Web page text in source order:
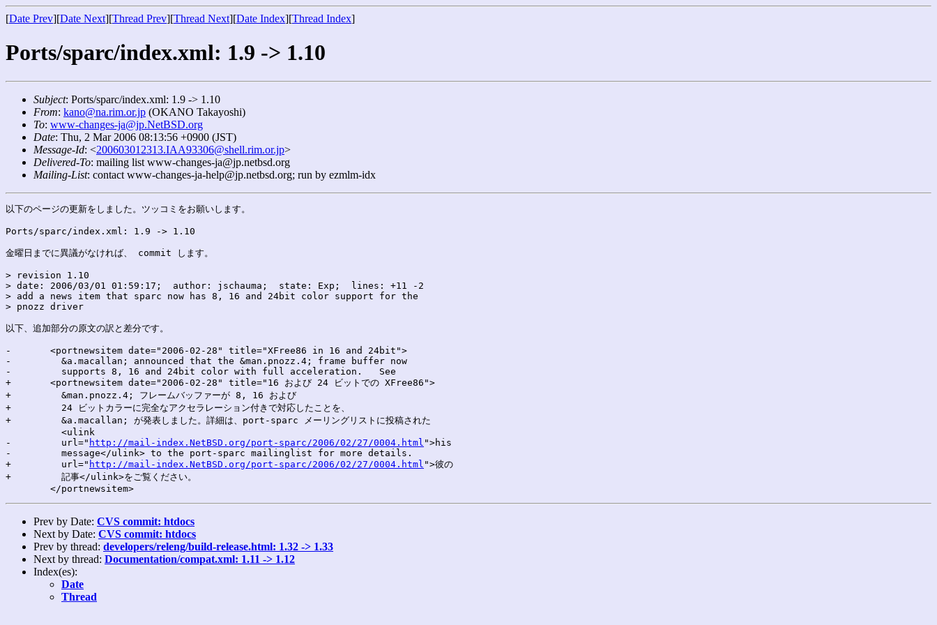
[Date Prev][Date Next][Thread Prev][Thread Next][Date Index][Thread Index]
Ports/sparc/index.xml: 1.9 -> 1.10
Subject: Ports/sparc/index.xml: 1.9 -> 1.10
From: kano@na.rim.or.jp (OKANO Takayoshi)
To: www-changes-ja@jp.NetBSD.org
Date: Thu, 2 Mar 2006 08:13:56 +0900 (JST)
Message-Id: <200603012313.IAA93306@shell.rim.or.jp>
Delivered-To: mailing list www-changes-ja@jp.netbsd.org
Mailing-List: contact www-changes-ja-help@jp.netbsd.org; run by ezmlm-idx
以下のページの更新をしました。ツッコミをお願いします。
Ports/sparc/index.xml: 1.9 -> 1.10
金曜日までに異議がなければ、 commit します。
> revision 1.10
> date: 2006/03/01 01:59:17;  author: jschauma;  state: Exp;  lines: +11 -2
> add a news item that sparc now has 8, 16 and 24bit color support for the
> pnozz driver
以下、追加部分の原文の訳と差分です。
-	<portnewsitem date="2006-02-28" title="XFree86 in 16 and 24bit">
-	  &a.macallan; announced that the &man.pnozz.4; frame buffer now
-	  supports 8, 16 and 24bit color with full acceleration.   See
+	<portnewsitem date="2006-02-28" title="16 および 24 ビットでの XFree86">
+	  &man.pnozz.4; フレームバッファーが 8, 16 および
+	  24 ビットカラーに完全なアクセラレーション付きで対応したことを、
+	  &a.macallan; が発表しました。詳細は、port-sparc メーリングリストに投稿された
-	  url=" http://mail-index.NetBSD.org/port-sparc/2006/02/27/0004.html ">his
-	  message</ulink> to the port-sparc mailinglist for more details.
+	  url=" http://mail-index.NetBSD.org/port-sparc/2006/02/27/0004.html ">彼の
+	  記事</ulink>をご覧ください。
Prev by Date: CVS commit: htdocs
Next by Date: CVS commit: htdocs
Prev by thread: developers/releng/build-release.html: 1.32 -> 1.33
Next by thread: Documentation/compat.xml: 1.11 -> 1.12
Index(es):
Date
Thread